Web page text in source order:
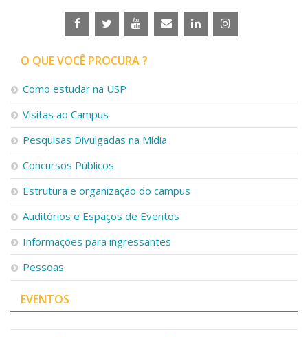
O QUE VOCÊ PROCURA ?
Como estudar na USP
Visitas ao Campus
Pesquisas Divulgadas na Mídia
Concursos Públicos
Estrutura e organização do campus
Auditórios e Espaços de Eventos
Informações para ingressantes
Pessoas
EVENTOS